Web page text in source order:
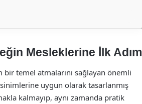
Mesleklerine İlk Adım
temel atmalarını sağlayan önemli
uygun olarak tasarlanmış
kalmayıp, aynı zamanda pratik